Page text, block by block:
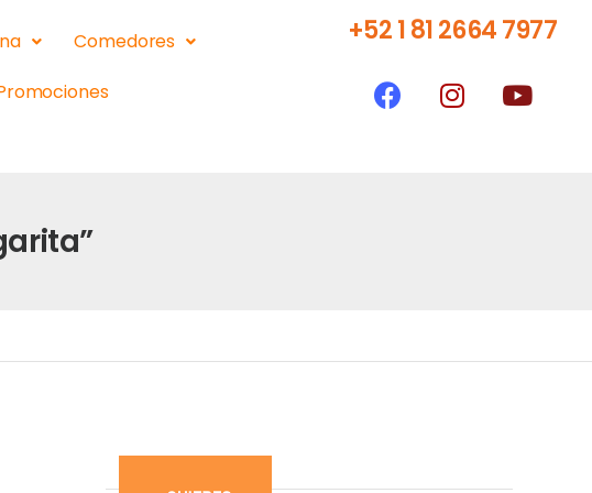
Comedores
+52 1 81 2664 7977